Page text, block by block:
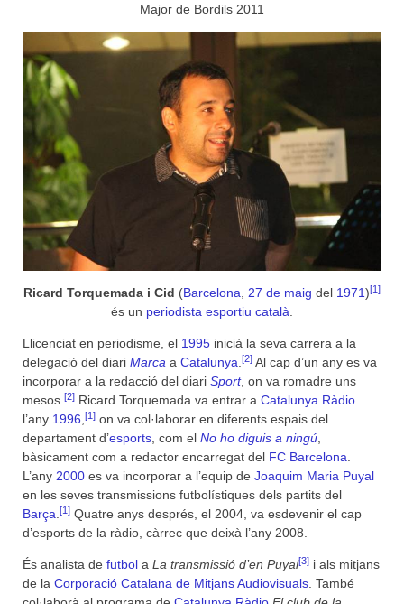
Major de Bordils 2011
Ricard Torquemada i Cid (Barcelona, 27 de maig del 1971)[1]
és un periodista esportiu català.
Llicenciat en periodisme, el 1995 inicià la seva carrera a la
delegació del diari Marca a Catalunya.[2] Al cap d’un any es va
incorporar a la redacció del diari Sport, on va romadre uns
mesos.[2] Ricard Torquemada va entrar a Catalunya Ràdio
l’any 1996,[1] on va col·laborar en diferents espais del
departament d’esports, com el No ho diguis a ningú,
bàsicament com a redactor encarregat del FC Barcelona.
L’any 2000 es va incorporar a l’equip de Joaquim Maria Puyal
en les seves transmissions futbolístiques dels partits del
Barça.[1] Quatre anys després, el 2004, va esdevenir el cap
d’esports de la ràdio, càrrec que deixà l’any 2008.
És analista de futbol a La transmissió d’en Puyal[3] i als mitjans
de la Corporació Catalana de Mitjans Audiovisuals. També